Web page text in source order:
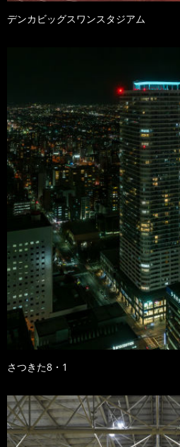
デンカビッグスワンスタジアム
さつきた8・1